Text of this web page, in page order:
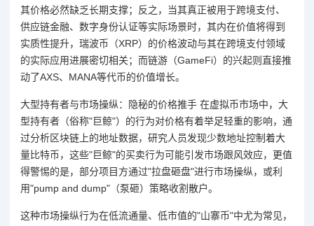
其价格必然缺乏长期支撑；反之，当其真正被用于跨境支付、
供应链金融、数字身份认证等实际场景时，其内在价值将得到
实质性提升，瑞波币（XRP）的价格波动与其在跨境支付领域
的实际应用进展密切相关；而链游（GameFi）的兴起则直接推
动了AXS、MANA等代币的价值增长。
大型持有者与市场操纵：隐秘的价格推手 在虚拟币市场中，大
型持有者（俗称"巨鲸"）的行为对价格有着举足轻重的影响，通
过分析区块链上的地址数据，研究人员发现少数地址控制着大
量比特币，这些"巨鲸"的买卖行为可能引发市场跟风效应，更值
得警惕的是，部分项目方通过"拉盘砸盘"进行市场操纵，或利
用"pump and dump"（泵砸）策略收割散户。
这种市场操纵行为在低流通量、低市值的"山寨币"中尤为常见，